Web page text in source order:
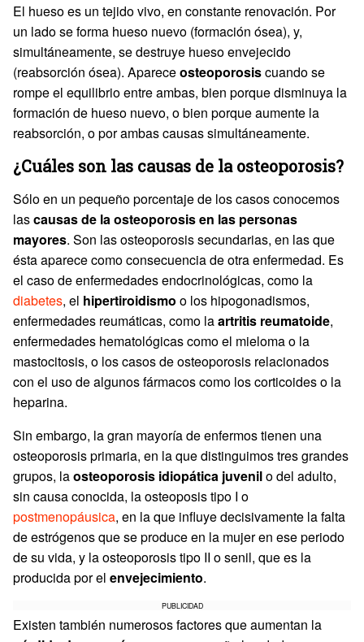
El hueso es un tejido vivo, en constante renovación. Por
un lado se forma hueso nuevo (formación ósea), y,
simultáneamente, se destruye hueso envejecido
(reabsorción ósea). Apareceosteoporosiscuando se
rompe el equilibrio entre ambas, bien porque disminuya la
formación de hueso nuevo, o bien porque aumente la
reabsorción, o por ambas causas simultáneamente.
¿Cuáles son las causas de la osteoporosis?
Sólo en un pequeño porcentaje de los casos conocemos
lascausas de la osteoporosis en las personas
mayores. Son las osteoporosis secundarias, en las que
ésta aparece como consecuencia de otra enfermedad. Es
el caso de enfermedades endocrinológicas, como la
diabetes, el hipertiroidismo o los hipogonadismos,
enfermedades reumáticas, como laartritis reumatoide,
enfermedades hematológicas como el mieloma o la
mastocitosis, o los casos de osteoporosis relacionados
con el uso de algunos fármacos como los corticoides o la
heparina.
Sin embargo, la gran mayoría de enfermos tienen una
osteoporosis primaria, en la que distinguimos tres grandes
grupos, laosteoporosis idiopática juvenilo del adulto,
sin causa conocida, la osteoposis tipo I o
postmenopáusica, en la que influye decisivamente la falta
de estrógenos que se produce en la mujer en ese periodo
de su vida, y la osteoporosis tipo II o senil, que es la
producida por el envejecimiento.
PUBLICIDAD
Existen también numerosos factores que aumentan la